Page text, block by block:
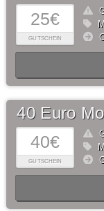
25€
GUTSCHEIN
40€
GUTSCHEIN
40 Euro